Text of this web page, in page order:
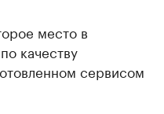
место в
качеству
сервисом